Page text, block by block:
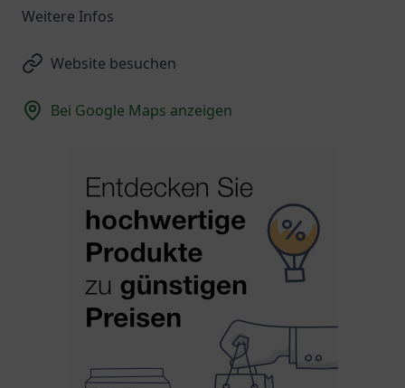
Weitere Infos
Website besuchen
Bei Google Maps anzeigen